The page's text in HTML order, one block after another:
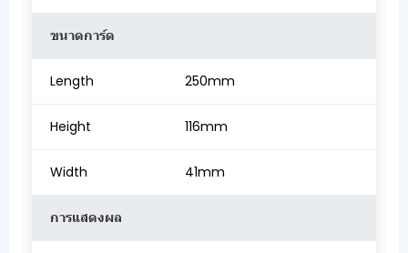
ขนาดการ์ด
Length 250mm
Height 116mm
Width 41mm
การแสดงผล